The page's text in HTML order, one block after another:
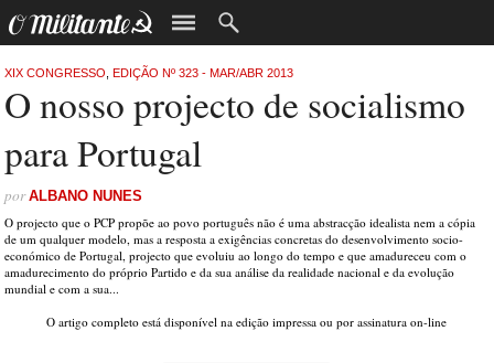
XIX CONGRESSO ,EDIÇÃO Nº 323 - MAR/ABR 2013
O nosso projecto de socialismo
para Portugal
porALBANO NUNES
O projecto que o PCP propõe ao povo português não é uma abstracção idealista nem a cópia
de um qualquer modelo, mas a resposta a exigências concretas do desenvolvimento socio-
económico de Portugal, projecto que evoluiu ao longo do tempo e que amadureceu com o
amadurecimento do próprio Partido e da sua análise da realidade nacional e da evolução
mundial e com a sua...
O artigo completo está disponível na edição impressa ou por assinatura on-line